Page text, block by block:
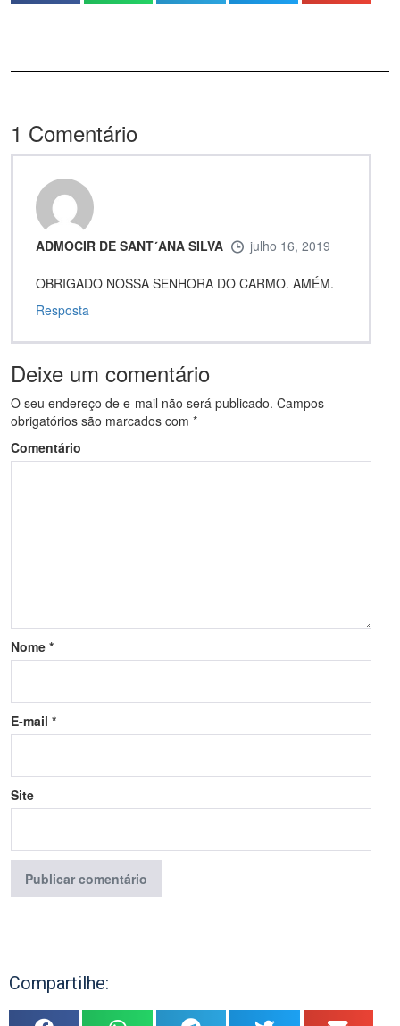
1 Comentário
ADMOCIR DE SANT´ANA SILVA julho 16, 2019
OBRIGADO NOSSA SENHORA DO CARMO. AMÉM.
Resposta
Deixe um comentário
O seu endereço de e-mail não será publicado. Campos
obrigatórios são marcados com *
Comentário
Nome *
E-mail *
Site
Compartilhe: